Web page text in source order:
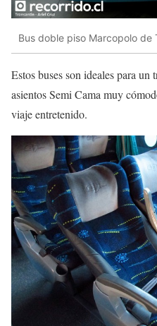
Bus doble piso Marcopolo de
Estos buses son ideales para un
asientos Semi Cama muy
viaje entretenido.